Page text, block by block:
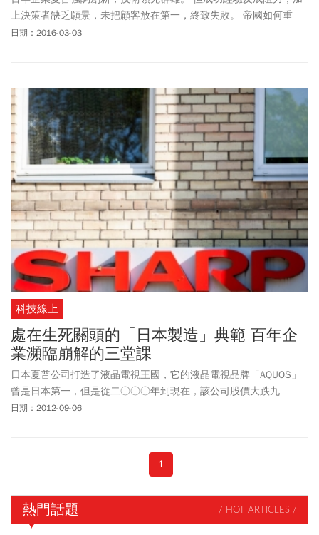
上決策者缺乏願景，未把顧客放在第一，終致失敗。 帝國如何重
振，將考驗新領導人。
日期：2016-03-03
科技線上
處在生死關頭的「日本製造」典範 百年企
業瀕臨崩解的三堂課
日本夏普公司打造了液晶電視王國，它的液晶電視品牌「AQUOS」
曾是日本第一，但是從二○○○年到現在，該公司股價大跌九
二％。這十多年來，夏普究竟做錯了什麼事，以至於陷入不得不向
日期：2012-09-06
1
熱門話題 / HOT ARTICLES /